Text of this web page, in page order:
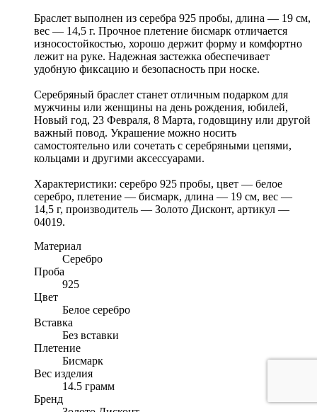
Браслет выполнен из серебра 925 пробы, длина — 19 см,
вес — 14,5 г. Прочное плетение бисмарк отличается
износостойкостью, хорошо держит форму и комфортно
лежит на руке. Надежная застежка обеспечивает
удобную фиксацию и безопасность при носке.
Серебряный браслет станет отличным подарком для
мужчины или женщины на день рождения, юбилей,
Новый год, 23 Февраля, 8 Марта, годовщину или другой
важный повод. Украшение можно носить
самостоятельно или сочетать с серебряными цепями,
кольцами и другими аксессуарами.
Характеристики: серебро 925 пробы, цвет — белое
серебро, плетение — бисмарк, длина — 19 см, вес —
14,5 г, производитель — Золото Дисконт, артикул —
04019.
Материал
Серебро
Проба
925
Цвет
Белое серебро
Вставка
Без вставки
Плетение
Бисмарк
Вес изделия
14.5 грамм
Бренд